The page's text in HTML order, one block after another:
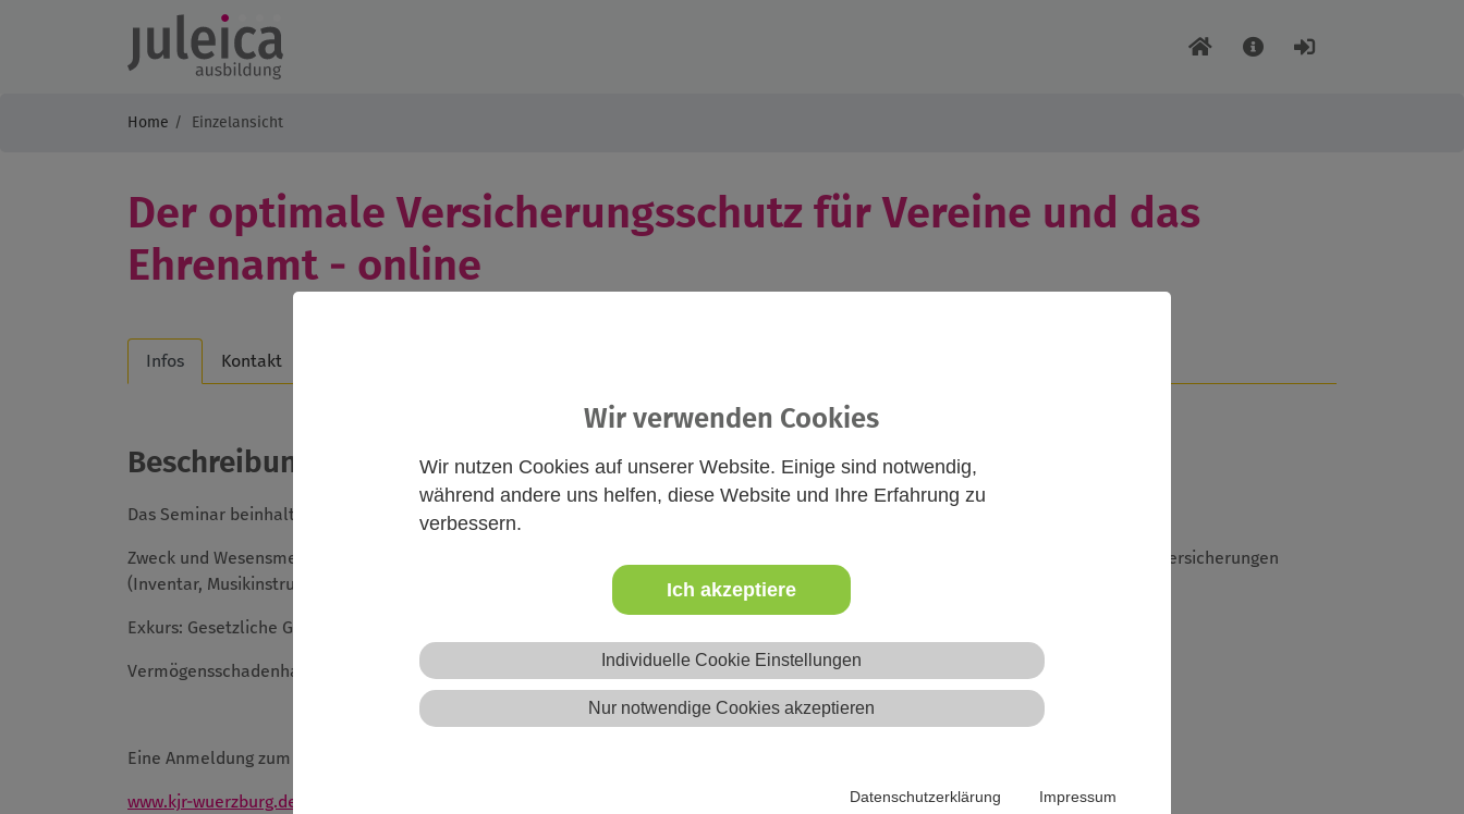
Wir verwenden Cookies
Wir nutzen Cookies auf unserer Website. Einige sind notwendig,
während andere uns helfen, diese Website und Ihre Erfahrung zu
verbessern.
Ich akzeptiere
Individuelle Cookie Einstellungen
Nur notwendige Cookies akzeptieren
Datenschutzerklärung Impressum
Home Einzelansicht
Der optimale Versicherungsschutz für Vereine und das
Ehrenamt - online
Infos Kontakt
Beschreibung
Das Seminar beinhaltet folgende Punkte:
Zweck und Wesensmerkmale der Haftpflichtversicherung (Vereins-, Betriebs-, Veranstalterhaftpflicht) sowie Abgrenzung zu den Sachversicherungen
(Inventar, Musikinstrumente, Kunstgegenstände, Zelte, Elektronik, etc.)
Exkurs: Gesetzliche Grundlagen zu den Haftpflichtrisiken sowie Schadenbeispiele
Vermögensschadenhaftpflicht – Haftungsrisiken für den Verein und für die Organe (z.B. ehrenamtlicher Vorstand)
Eine Anmeldung zum Seminar geht ausschließlich über die Homepage:
www.kjr-wuerzburg.de/veranstaltung/der-optimale-versicherungsschutz-fuer-vereine-und-das-ehrenamt/